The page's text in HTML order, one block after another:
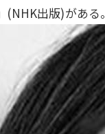
出版)がある。